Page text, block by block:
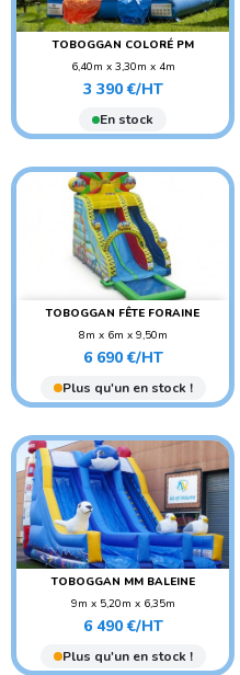
TOBOGGAN COLORÉ PM
6,40m x 3,30m x 4m
POIDS : 160 KG
AGE CONSEILLÉ : ENFANT
Prix
3 390 €/HT
En stock
TOBOGGAN FÊTE FORAINE
8m x 6m x 9,50m
POIDS : 500 KG
AGE CONSEILLÉ :
ADO/ADULTE
Prix
6 690 €/HT
Plus qu'un en stock !
TOBOGGAN MM BALEINE
9m x 5,20m x 6,35m
POIDS : 180 KG
AGE CONSEILLÉ :
ADO/ADULTE
Prix
6 490 €/HT
Plus qu'un en stock !